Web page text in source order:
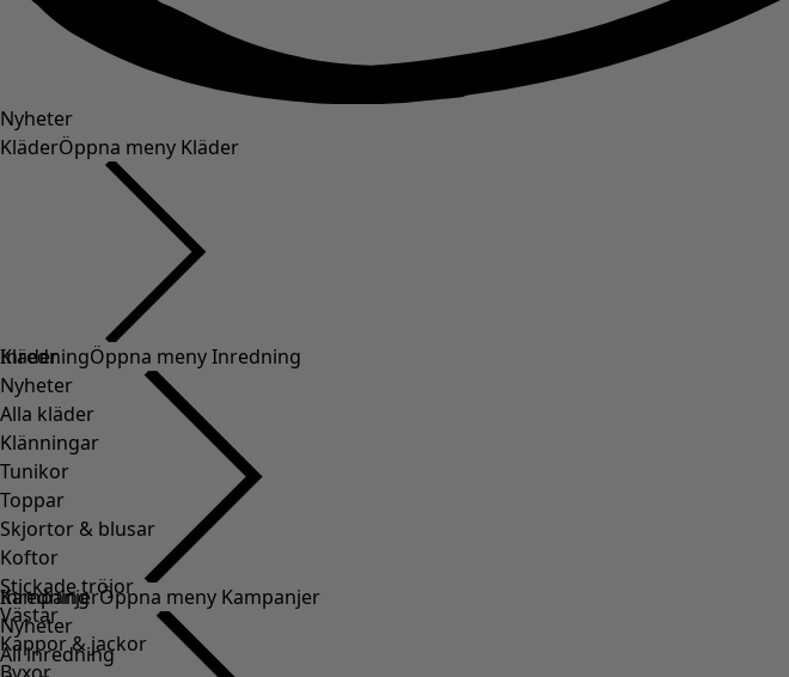
Nyheter
KläderÖppna meny Kläder
Kläder
Nyheter
Alla kläder
Klänningar
Tunikor
Toppar
Skjortor & blusar
Koftor
Stickade tröjor
Västar
Kappor & jackor
InredningÖppna meny Inredning
Inredning
Nyheter
All inredning
KampanjerÖppna meny Kampanjer